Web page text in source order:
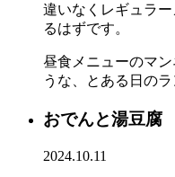
違いなくレギュラ
るはずです。
昼食メニューのマ
うな、とある日の
おでんと湯豆腐
2024.10.11